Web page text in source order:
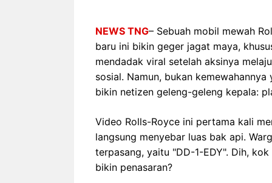
NEWS TNG– Sebuah mobil mewah
baru ini bikin geger jagat maya,
mendadak viral setelah aksinya
sosial. Namun, bukan
bikin netizen geleng-geleng kepala:
Video Rolls-Royce ini pertama kali
langsung menyebar luas bak api.
terpasang, yaitu "DD-1-EDY". Dih,
bikin penasaran?